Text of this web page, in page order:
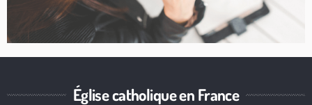
Église catholique en France